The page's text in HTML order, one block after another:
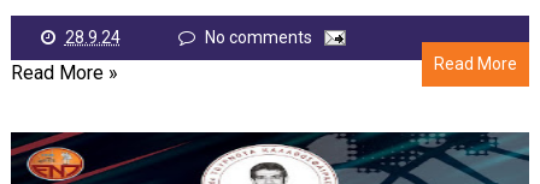
28.9.24
No comments
Read More
Read More »